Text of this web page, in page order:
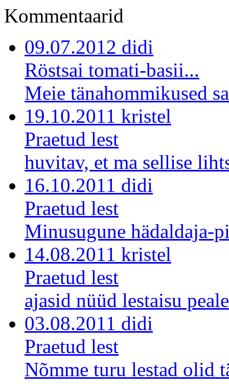
Kommentaarid
09.07.2012 didi
Röstsai tomati-basii...
Meie tänahommikused
19.10.2011 kristel
Praetud lest
huvitav, et ma sellise
16.10.2011 didi
Praetud lest
Minusugune hädaldaja-
14.08.2011 kristel
Praetud lest
ajasid nüüd lestaisu
03.08.2011 didi
Praetud lest
Nõmme turu lestad olid